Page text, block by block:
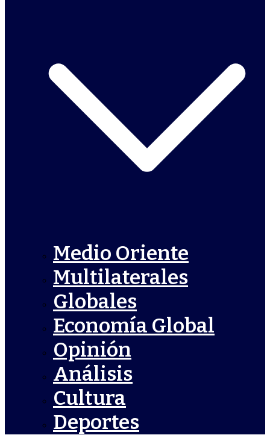
Medio Oriente
Multilaterales
Globales
Economía Global
Opinión
Análisis
Cultura
Deportes